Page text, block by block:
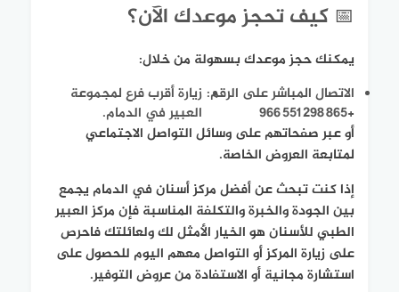
📅 كيف تحجز موعدك الآن؟
يمكنك حجز موعدك بسهولة من خلال:
الاتصال المباشر على الرقم:
+966 551 298 865
زيارة أقرب فرع لمجموعة
العبير في الدمام.
أو عبر صفحاتهم على وسائل التواصل الاجتماعي
لمتابعة العروض الخاصة.
إذا كنت تبحث عن أفضل مركز أسنان في الدمام يجمع
بين الجودة والخبرة والتكلفة المناسبة فإن مركز العبير
الطبي للأسنان هو الخيار الأمثل لك ولعائلتك فاحرص
على زيارة المركز أو التواصل معهم اليوم للحصول على
استشارة مجانية أو الاستفادة من عروض التوفير.